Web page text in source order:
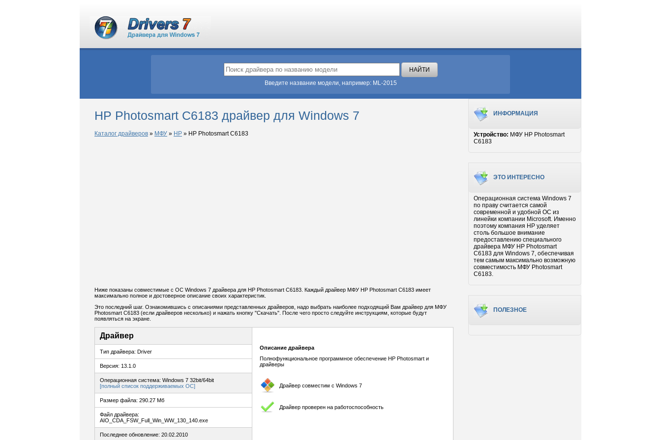
Введите название модели, например: ML-2015
HP Photosmart C6183 драйвер для Windows 7
Каталог драйверов » МФУ » HP » HP Photosmart C6183
Ниже показаны совместимые с ОС Windows 7 драйвера для HP Photosmart C6183. Каждый драйвер МФУ HP Photosmart C6183 имеет
максимально полное и достоверное описание своих характеристик.
Это последний шаг. Ознакомившись с описаниями представленных драйверов, надо выбрать наиболее подходящий Вам драйвер для МФУ
Photosmart C6183 (если драйверов несколько) и нажать кнопку "Скачать". После чего просто следуйте инструкциям, которые будут
появляться на экране.
Драйвер
Тип драйвера: Driver
Версия: 13.1.0
Операционная система: Windows 7 32bit/64bit
[полный список поддерживаемых ОС]
Размер файла: 290.27 Мб
Файл драйвера:
AIO_CDA_FSW_Full_Win_WW_130_140.exe
Последнее обновление: 20.02.2010
Описание драйвера
Полнофункциональное программное обеспечение HP Photosmart и
драйверы
Драйвер совместим с Windows 7
Драйвер проверен на работоспособность
ИНФОРМАЦИЯ
Устройство: МФУ HP Photosmart
C6183
ЭТО ИНТЕРЕСНО
Операционная система Windows 7
по праву считается самой
современной и удобной ОС из
линейки компании Microsoft. Именно
поэтому компания HP уделяет
столь большое внимание
предоставлению специального
драйвера МФУ HP Photosmart
C6183 для Windows 7, обеспечивая
тем самым максимально возможную
совместимость МФУ Photosmart
C6183.
ПОЛЕЗНОЕ